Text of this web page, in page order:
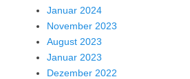
Januar 2024
November 2023
August 2023
Januar 2023
Dezember 2022